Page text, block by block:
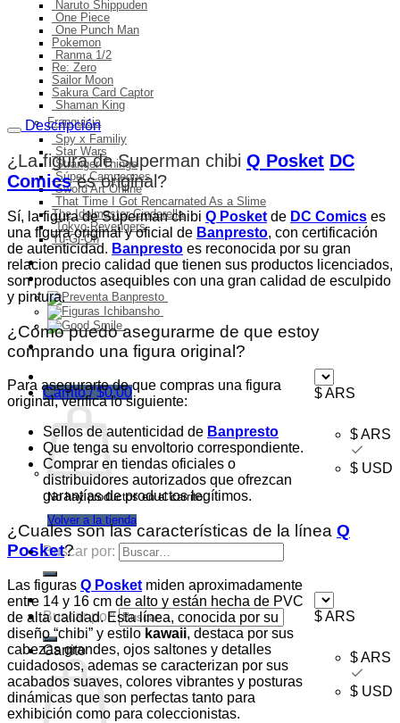
Naruto Shippuden
One Piece
One Punch Man
Pokemon
Ranma 1/2
Re: Zero
Sailor Moon
Sakura Card Captor
Shaman King
Franquicia
Spy x Familiy
Star Wars
Stranger Things
Súper Campeones
Sword Art Online
That Time I Got Rencarnated As a Slime
The Idolmaster Cinderella
Tokyo Revengers
Yu-Gi-Oh
Ingresos del mes
Preventa
Ofertas
$ ARS
$ ARS
$ USD
Carrito /$0,00
No hay productos en el carrito.
Volver a la tienda
Buscar por:
$ ARS
$ ARS
$ USD
Buscar por:
Carrito
Descripción
¿La figura de Superman chibi Q Posket DC
Comicses original ?
Sí, la figura de Superman chibi Q Posket de DC Comics es
una figura original y oficial de Banpresto, con certificación
de autenticidad. Banpresto es reconocida por su gran
relacion precio calidad que tienen sus productos licenciados,
son productos asequibles con una gran calidad de esculpido
y pintura.
¿Cómo puedo asegurarme de que estoy
comprando una figura original?
Para asegurarte de que compras una figura
original, verifica lo siguiente:
Sellos de autenticidad de Banpresto
Que tenga su envoltorio correspondiente.
Comprar en tiendas oficiales o
distribuidores autorizados que ofrezcan
garantías de productos legítimos.
¿Cuales son las características de la línea Q
Posket?
Las figuras Q Posket miden aproximadamente
entre 14 y 16 cm de alto y están hecha de PVC
de alta calidad. Esta línea, conocida por su
diseño “chibi” y estilo kawaii, destaca por sus
cabezas grandes, ojos saltones y detalles
cuidadosos, ademas se caracterizan por sus
acabados suaves, colores vibrantes y posturas
dinámicas que son perfectas tanto para
exhibición como para coleccionistas.